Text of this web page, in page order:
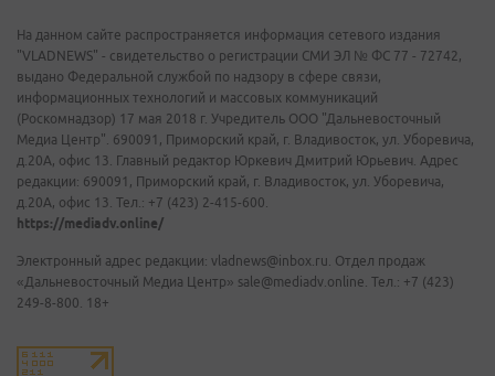
На данном сайте распространяется информация сетевого издания
"VLADNEWS" - свидетельство о регистрации СМИ ЭЛ № ФС 77 - 72742,
выдано Федеральной службой по надзору в сфере связи,
информационных технологий и массовых коммуникаций
(Роскомнадзор) 17 мая 2018 г. Учредитель ООО "Дальневосточный
Медиа Центр". 690091, Приморский край, г. Владивосток, ул. Уборевича,
д.20А, офис 13. Главный редактор Юркевич Дмитрий Юрьевич. Адрес
редакции: 690091, Приморский край, г. Владивосток, ул. Уборевича,
д.20А, офис 13. Тел.: +7 (423) 2-415-600.
https://mediadv.online/
Электронный адрес редакции: vladnews@inbox.ru. Отдел продаж
«Дальневосточный Медиа Центр» sale@mediadv.online. Тел.: +7 (423)
249-8-800. 18+